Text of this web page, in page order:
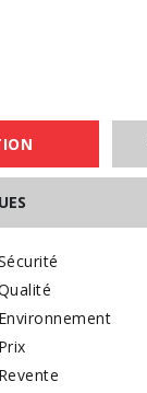
Environnement
Prix
Revente